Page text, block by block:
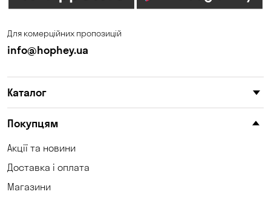
Для комерційних пропозицій
info@hophey.ua
Каталог
Покупцям
Акції та новини
Доставка і оплата
Магазини